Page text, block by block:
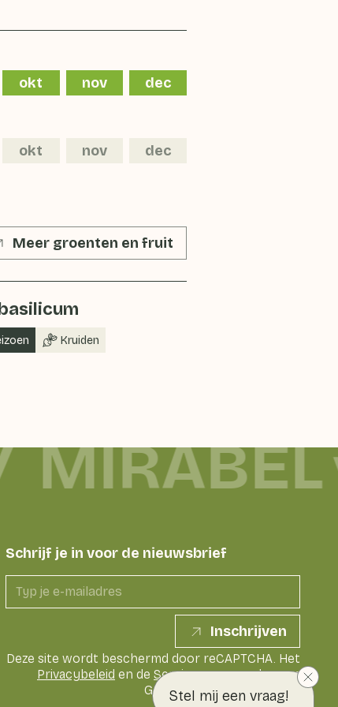
Stel mij een vraag!
okt nov dec
okt nov dec
Meer groenten en fruit
Kruiden
MIRABEL
Schrijf je in voor de nieuwsbrief
Inschrijven
Deze site wordt beschermd door reCAPTCHA. Het
Privacybeleid en de Servicevoorwaardenvan
Google zijn van toepassing